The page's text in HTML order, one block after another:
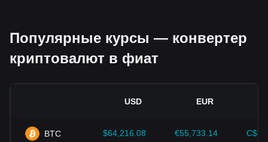
Нормативно-правовая база. Государственная политика
и нормативные акты, регулирующие криптовалюты,
оказывают непосредственное влияние на их принятие.
доверие инвесторов к криптовалютам и способствовать
строгая политика регуляторов может помешать развитию
Популярные курсы — конвертер
криптовалют в фиат
USD EUR
BTC $64,216.08 €55,733.14